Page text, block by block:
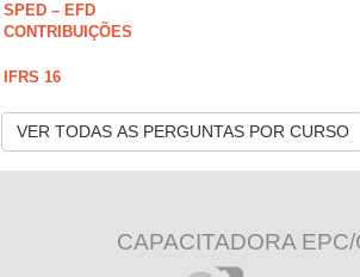
SPED – EFD
CONTRIBUIÇÕES
IFRS 16
VER TODAS AS PERGUNTAS POR CURSO
CAPACITADORA